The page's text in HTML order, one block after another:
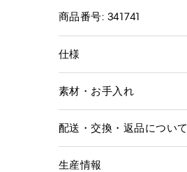
商品番号: 341741
仕様
素材・お手入れ
配送・交換・返品について
生産情報